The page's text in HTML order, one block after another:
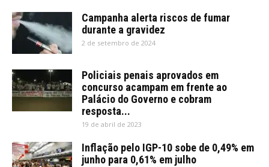
Campanha alerta riscos de fumar
durante a gravidez
2 de setembro de 2024
Policiais penais aprovados em
concurso acampam em frente ao
Palácio do Governo e cobram
resposta...
19 de abril de 2023
Inflação pelo IGP-10 sobe de 0,49% em
junho para 0,61% em julho